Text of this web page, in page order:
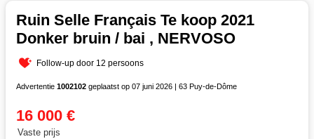
Ruin Selle Français Te koop 2021
Donker bruin / bai , NERVOSO
Follow-up door 12 persoons
Advertentie 1002102 geplaatst op 07 juni 2026 | 63 Puy-de-Dôme
16 000 €
Vaste prijs